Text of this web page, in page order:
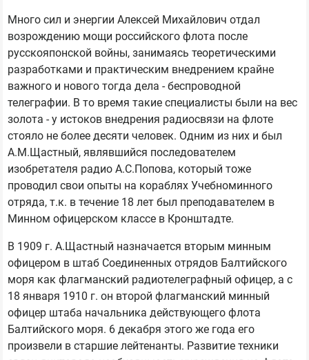
Много сил и энергии Алексей Михайлович отдал
возрождению мощи российского флота после
русскояпонской войны, занимаясь теоретическими
разработками и практическим внедрением крайне
важного и нового тогда дела - беспроводной
телеграфии. В то время такие специалисты были на вес
золота - у истоков внедрения радиосвязи на флоте
стояло не более десяти человек. Одним из них и был
А.М.Щастный, являвшийся последователем
изобретателя радио А.С.Попова, который тоже
проводил свои опыты на кораблях Учебноминного
отряда, т.к. в течение 18 лет был преподавателем в
Минном офицерском классе в Кронштадте.
В 1909 г. А.Щастный назначается вторым минным
офицером в штаб Соединенных отрядов Балтийского
моря как флагманский радиотелеграфный офицер, а с
18 января 1910 г. он второй флагманский минный
офицер штаба начальника действующего флота
Балтийского моря. 6 декабря этого же года его
произвели в старшие лейтенанты. Развитие техники